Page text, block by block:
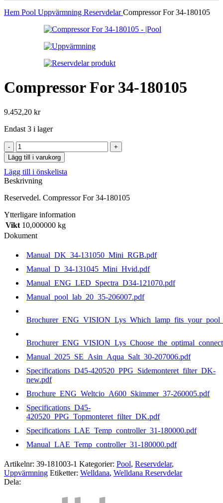
Hem Pool Uppvärmning ReservdelarCompressor For 34-180105
Compressor For 34-180105
9.452,20 kr
Endast 3 i lager
Lägg till i varukorg
Lägg till i önskelista
Beskrivning
Reservedel. Compressor For 34-180105
Ytterligare information
Vikt 10,000000 kg
Dokument
Manual_DK_34-131050_Mini_RGB.pdf
Manual_D_34-131045_Mini_Hvid.pdf
Manual_ENG_LED_Spectra_D34-121070.pdf
Manual_pool_lab_20_35-206007.pdf
Manual_2025_SE_Asin_Aqua_Salt_30-207006.pdf
Specifications_D45-420520_PPG_Sidemonteret_filter_DK-
new.pdf
Brochure_ENG_Weltcio_A600_Skimmer_37-260005.pdf
Specifications_D45-
420520_PPG_Topmonteret_filter_DK.pdf
Specifications_LAE_Temp_controller_31-180000.pdf
Manual_LAE_Temp_controller_31-180000.pdf
Artikelnr: 39-181003-1 Kategorier: Pool, Reservdelar,
Uppvärmning Etiketter: Welldana, Welldana Reservdelar
Dela: